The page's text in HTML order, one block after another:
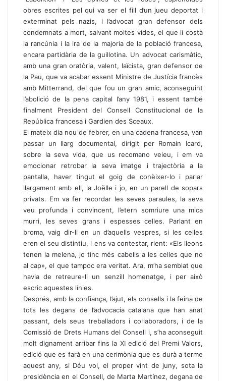
obres escrites pel qui va ser el fill d’un jueu deportat i
exterminat pels nazis, i l’advocat gran defensor dels
condemnats a mort, salvant moltes vides, el que li costà
la rancúnia i la ira de la majoria de la població francesa,
encara partidària de la guillotina. Un advocat carismàtic,
amb una gran oratòria, valent, laïcista, gran defensor de
la Pau, que va acabar essent Ministre de Justícia francès
amb Mitterrand, del que fou un gran amic, aconseguint
l’abolició de la pena capital l’any 1981, i essent també
finalment President del Consell Constitucional de la
República francesa i Gardien des Sceaux.
El mateix dia nou de febrer, en una cadena francesa, van
passar un llarg documental, dirigit per Romain Icard,
sobre la seva vida, que us recomano veieu, i em va
emocionar retrobar la seva imatge i trajectòria a la
pantalla, haver tingut el goig de conèixer-lo i parlar
llargament amb ell, la Joëlle i jo, en un parell de sopars
privats. Em va fer recordar les seves paraules, la seva
veu profunda i convincent, l’etern somriure una mica
murri, les seves grans i espesses celles. Parlant en
broma, vaig dir-li en un d’aquells vespres, si les celles
eren el seu distintiu, i ens va contestar, rient: «Els lleons
tenen la melena, jo tinc més cabells a les celles que no
al cap», el que tampoc era veritat. Ara, m’ha semblat que
havia de retreure-li un senzill homenatge, i per això
escric aquestes línies.
Després, amb la confiança, l’ajut, els consells i la feina de
tots les degans de l’advocacia catalana que han anat
passant, dels seus treballadors i col·laboradors, i de la
Comissió de Drets Humans del Consell i, s’ha aconseguit
molt dignament arribar fins la XI edició del Premi Valors,
edició que es farà en una cerimònia que es durà a terme
aquest any, si Déu vol, el proper vint de juny, sota la
presidència en el Consell, de Marta Martínez, degana de